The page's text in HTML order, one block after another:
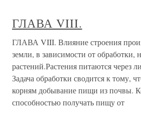
ГЛАВА VIII.
ГЛАВА VIII. Влияние строения
земли, в зависимости от обработки,
растений.Растения питаются через
Задача обработки сводится к тому,
корням добывание пищи из почвы.
способностью получать пищу от